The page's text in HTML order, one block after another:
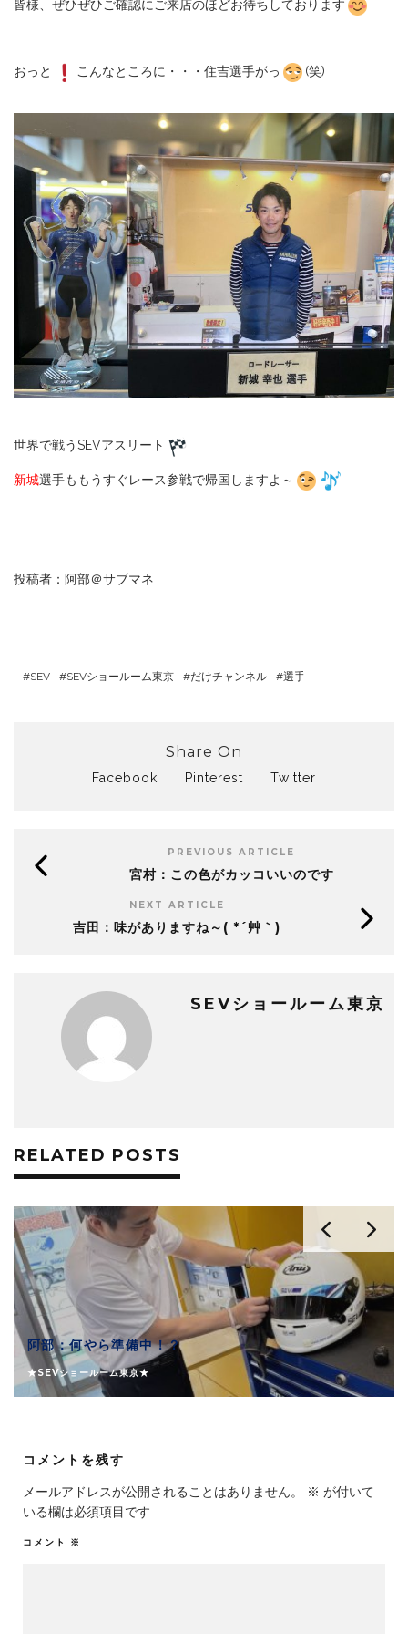
皆様、ぜひぜひご確認にご来店のほどお待ちしております
おっと こんなところに・・・住吉選手がっ (笑)
世界で戦うSEVアスリート
新城選手ももうすぐレース参戦で帰国しますよ～
投稿者：阿部＠サブマネ
SEV SEVショールーム東京 だけチャンネル 選手
Share On
Facebook Pinterest Twitter
PREVIOUS ARTICLE
宮村：この色がカッコいいのです
NEXT ARTICLE
吉田：味がありますね～( *´艸｀)
SEVショールーム東京
RELATED POSTS
阿部：何やら準備中！？
★SEVショールーム東京★
コメントを残す
メールアドレスが公開されることはありません。 ※ が付いて
いる欄は必須項目です
コメント ※